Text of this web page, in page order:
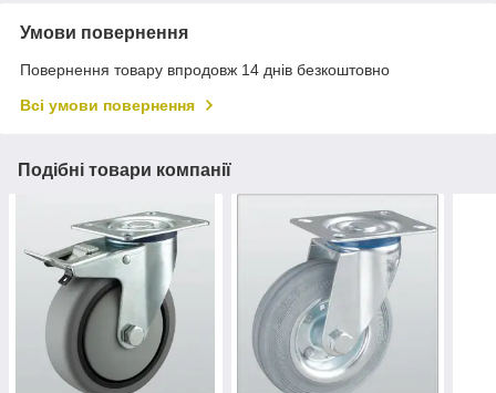
Умови повернення
Повернення товару впродовж 14 днів безкоштовно
Всі умови повернення
Подібні товари компанії